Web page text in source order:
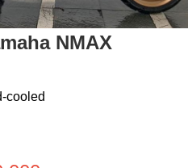
NMAX
cooled